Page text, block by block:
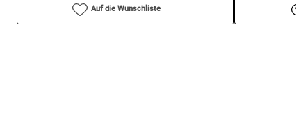
Auf die Wunschliste